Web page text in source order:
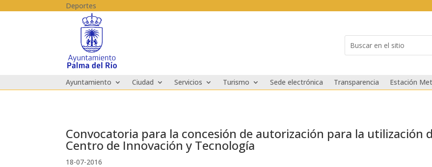
Deportes
for...
Ayuntamiento Ciudad Servicios Turismo Sede electrónica Transparencia Estación
Convocatoria para la concesión de autorización para la utilización
Centro de Innovación y Tecnología
18-07-2016